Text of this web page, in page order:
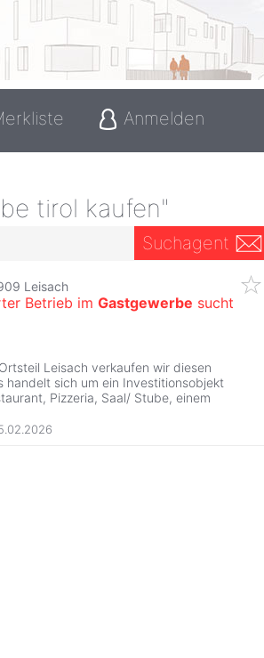
Anmelden
tirol kaufen"
Suchagent
Leisach
Betrieb im Gastgewerbe sucht
Leisach verkaufen wir diesen
handelt sich um ein Investitionsobjekt
Pizzeria, Saal/ Stube, einem